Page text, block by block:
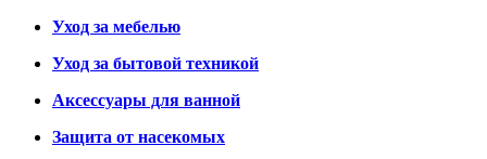
Уход за мебелью
Уход за бытовой техникой
Аксессуары для ванной
Защита от насекомых